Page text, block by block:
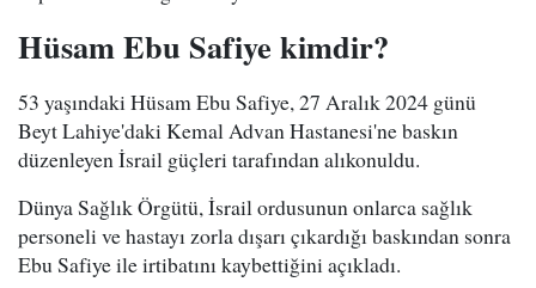
Hüsam Ebu Safiye kimdir?
53 yaşındaki Hüsam Ebu Safiye, 27 Aralık 2024 günü
Beyt Lahiye'daki Kemal Advan Hastanesi'ne baskın
düzenleyen İsrail güçleri tarafından alıkonuldu.
Dünya Sağlık Örgütü, İsrail ordusunun onlarca sağlık
personeli ve hastayı zorla dışarı çıkardığı baskından sonra
Ebu Safiye ile irtibatını kaybettiğini açıkladı.